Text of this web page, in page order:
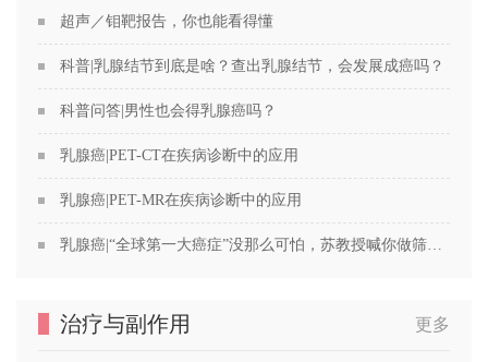
超声／钼靶报告，你也能看得懂
科普|乳腺结节到底是啥？查出乳腺结节，会发展成癌吗？
科普问答|男性也会得乳腺癌吗？
乳腺癌|PET-CT在疾病诊断中的应用
乳腺癌|PET-MR在疾病诊断中的应用
乳腺癌|“全球第一大癌症”没那么可怕，苏教授喊你做筛查！
治疗与副作用 更多